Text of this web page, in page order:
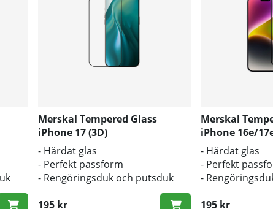
Merskal Tempered Glass
iPhone 17 (3D)
- Härdat glas
- Perfekt passform
- Rengöringsduk och putsduk
195 kr
Merskal
iPhone 16e/
- Härdat glas
- Perfekt
-
195 kr